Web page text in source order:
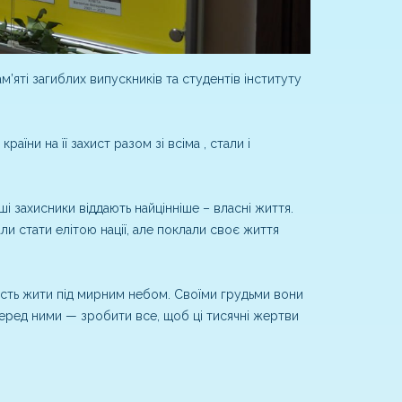
загиблих випускників та студентів інституту
на її захист разом зі всіма , стали і
віддають найцінніше – власні життя.
стати елітою нації, але поклали своє життя
жити під мирним небом. Своїми грудьми вони
ними — зробити все, щоб ці тисячні жертви